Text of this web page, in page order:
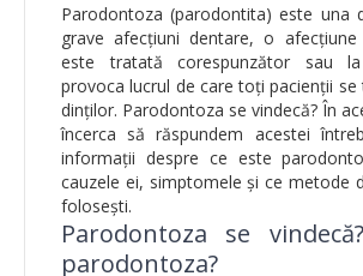
Parodontoza (parodontita) este una
grave afecțiuni dentare, o
este tratată corespunzător sau
provoca lucrul de care toți pacienții se
dinților. Parodontoza se vindecă? În
încerca să răspundem acestei
informații despre ce este
cauzele ei, simptomele și ce metode
folosești.
Parodontoza se
parodontoza?